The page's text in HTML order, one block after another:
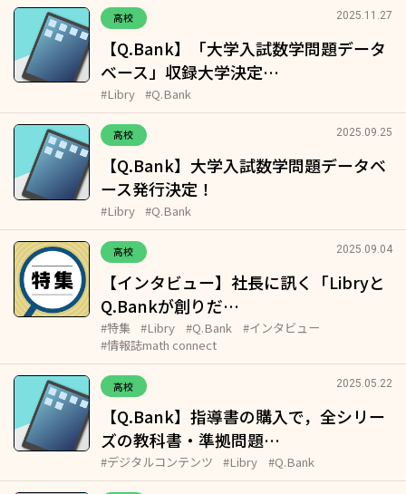
高校 2025.11.27
【Q.Bank】「大学入試数学問題データ
ベース」収録大学決定…
#Libry #Q.Bank
高校 2025.09.25
【Q.Bank】大学入試数学問題データベ
ース発行決定！
#Libry #Q.Bank
高校 2025.09.04
【インタビュー】社長に訊く「Libryと
Q.Bankが創りだ…
#特集 #Libry #Q.Bank
#インタビュー
#情報誌math connect
高校 2025.05.22
【Q.Bank】指導書の購入で，全シリー
ズの教科書・準拠問題…
#デジタルコンテンツ #Libry #Q.Bank